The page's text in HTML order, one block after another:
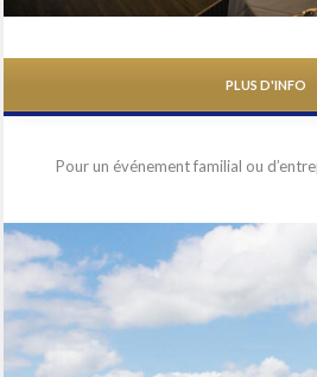
PLUS D'INFO
Pour un événement familial ou